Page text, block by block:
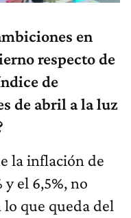
en
respecto de
de
de abril a la luz
la inflación de
el 6,5%, no
lo que queda del